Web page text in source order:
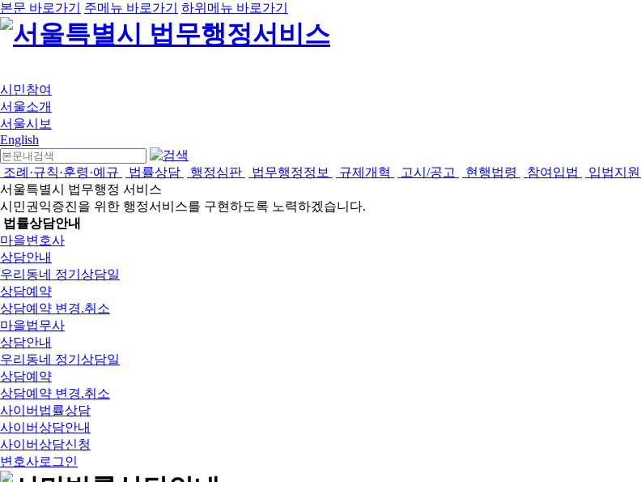
본문 바로가기 주메뉴 바로가기 하위메뉴 바로가기
시민참여
서울소개
서울시보
English
조례·규칙·훈령·예규 법률상담 행정심판 법무행정정보 규제개혁 고시/공고 현행법령 참여입법
입법지원
서울특별시 법무행정 서비스
시민권익증진을 위한 행정서비스를 구현하도록 노력하겠습니다.
법률상담안내
마을변호사
상담안내
우리동네 정기상담일
상담예약
상담예약 변경.취소
마을법무사
상담안내
우리동네 정기상담일
상담예약
상담예약 변경.취소
사이버법률상담
사이버상담안내
사이버상담신청
변호사로그인